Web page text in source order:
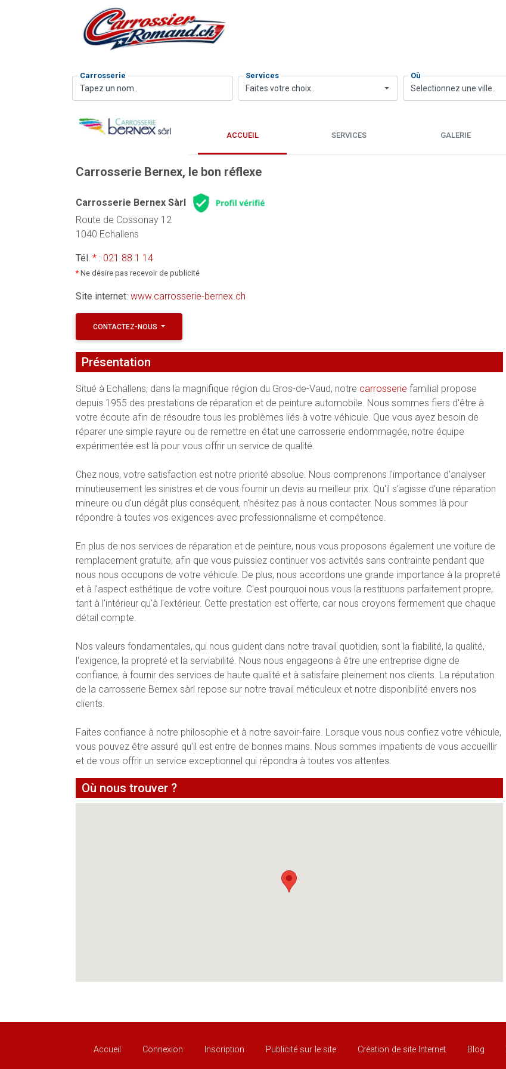
Carrosserie Services
Faites votre choix..
Où
Selectionnez une ville..
ACCUEIL SERVICES GALERIE
Carrosserie Bernex, le bon réflexe
Carrosserie Bernex Sàrl
Route de Cossonay 12
1040 Echallens
Tél. *: 021 88 1 14
*Ne désire pas recevoir de publicité
Site internet: www.carrosserie-bernex.ch
CONTACTEZ-NOUS
Présentation
Situé à Echallens, dans la magnifique région du Gros-de-Vaud, notre carrosserie familial propose
depuis 1955 des prestations de réparation et de peinture automobile. Nous sommes fiers d'être à
votre écoute afin de résoudre tous les problèmes liés à votre véhicule. Que vous ayez besoin de
réparer une simple rayure ou de remettre en état une carrosserie endommagée, notre équipe
expérimentée est là pour vous offrir un service de qualité.
Chez nous, votre satisfaction est notre priorité absolue. Nous comprenons l'importance d'analyser
minutieusement les sinistres et de vous fournir un devis au meilleur prix. Qu'il s'agisse d'une réparation
mineure ou d'un dégât plus conséquent, n'hésitez pas à nous contacter. Nous sommes là pour
répondre à toutes vos exigences avec professionnalisme et compétence.
En plus de nos services de réparation et de peinture, nous vous proposons également une voiture de
remplacement gratuite, afin que vous puissiez continuer vos activités sans contrainte pendant que
nous nous occupons de votre véhicule. De plus, nous accordons une grande importance à la propreté
et à l'aspect esthétique de votre voiture. C'est pourquoi nous vous la restituons parfaitement propre,
tant à l'intérieur qu'à l'extérieur. Cette prestation est offerte, car nous croyons fermement que chaque
détail compte.
Nos valeurs fondamentales, qui nous guident dans notre travail quotidien, sont la fiabilité, la qualité,
l'exigence, la propreté et la serviabilité. Nous nous engageons à être une entreprise digne de
confiance, à fournir des services de haute qualité et à satisfaire pleinement nos clients. La réputation
de la carrosserie Bernex sàrl repose sur notre travail méticuleux et notre disponibilité envers nos
clients.
Faites confiance à notre philosophie et à notre savoir-faire. Lorsque vous nous confiez votre véhicule,
vous pouvez être assuré qu'il est entre de bonnes mains. Nous sommes impatients de vous accueillir
et de vous offrir un service exceptionnel qui répondra à toutes vos attentes.
Où nous trouver ?
Accueil Connexion Inscription Publicité sur le site Création de site Internet Blog